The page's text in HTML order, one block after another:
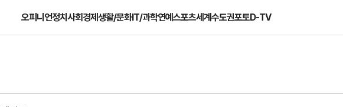
오피니언정치사회경제생활/문화IT/과학연예스포츠세계수도권포토D-TV